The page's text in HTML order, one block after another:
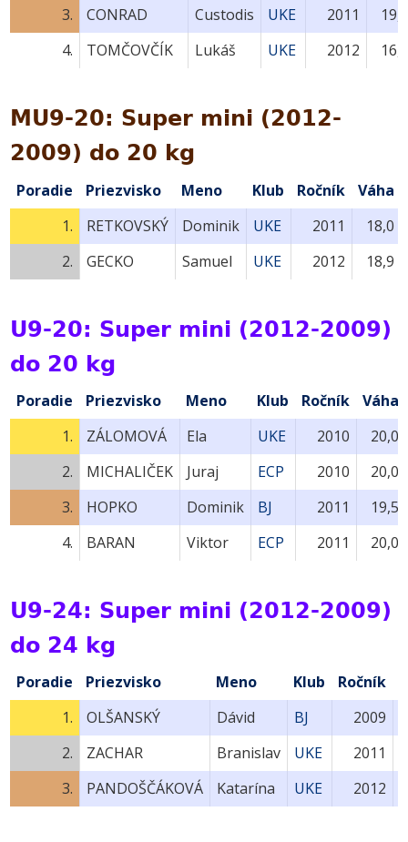
3.
CONRAD Custodis UKE 2011
4.
TOMČOVČÍK Lukáš UKE 2012
MU9-20: Super mini (2012-
2009) do 20 kg
Poradie Priezvisko Meno Klub Ročník Váha
1.
RETKOVSKÝ Dominik UKE 2011
18,0
2.
GECKO Samuel UKE 2012 18,9
U9-20: Super mini (2012-2009)
do 20 kg
Poradie Priezvisko Meno Klub Ročník
Váha
1.
ZÁLOMOVÁ Ela UKE 2010
20,0
2.
MICHALIČEK Juraj ECP 2010
20,0
3.
HOPKO Dominik BJ 2011
19,5
4.
BARAN Viktor ECP 2011 20,0
U9-24: Super mini (2012-2009)
do 24 kg
Poradie Priezvisko Meno Klub Ročník
1.
OLŠANSKÝ Dávid BJ 2009
2.
ZACHAR Branislav UKE 2011
3.
PANDOŠČÁKOVÁ Katarína UKE 2012